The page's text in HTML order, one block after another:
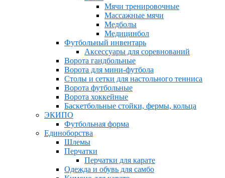
Мячи тренировочные
Массажные мячи
Медболы
Медицинбол
Футбольный инвентарь
Аксессуары для соревнований
Ворота гандбольные
Ворота для мини-футбола
Столы и сетки для настольного тенниса
Ворота футбольные
Ворота хоккейные
Баскетбольные стойки, фермы, кольца
ЭКИПО
Футбольная форма
Единоборства
Шлемы
Перчатки
Перчатки для карате
Одежда и обувь для самбо